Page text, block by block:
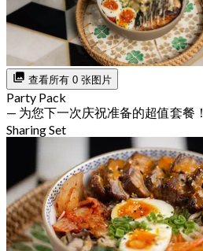
查看所有 0 张图片
Party Pack
— 为您下一次庆祝准备的超值套餐
Sharing Set